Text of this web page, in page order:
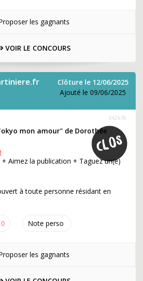
les gagnants
VOIR LE CONCOURS
Clôture le 12/06/2025
Ajouté le 09/06/2025
0 Note perso
342678
mon amour" de Dorothée
Aimez la publication + Taguez un(e)
à toute personne résidant en
les gagnants